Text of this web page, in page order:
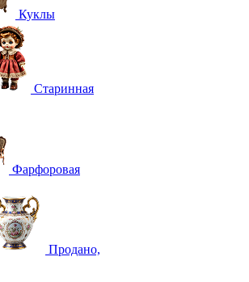
Куклы
Старинная
Фарфоровая
Продано,